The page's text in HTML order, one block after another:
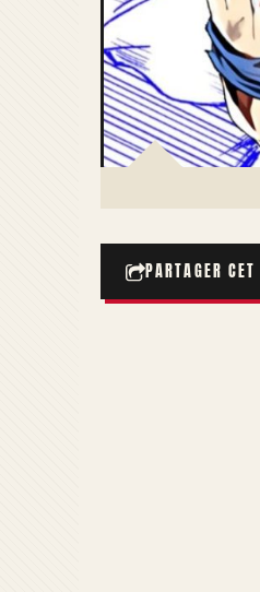
PARTAGER